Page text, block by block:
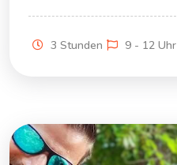
3 Stunden 9 - 12 Uhr